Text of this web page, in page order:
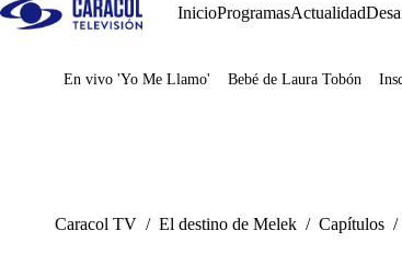
InicioProgramasActualidad
Juegos
En vivo 'Yo Me Llamo' Bebé de Laura Tobón
Caracol TV / El destino de Melek / Capítulos /